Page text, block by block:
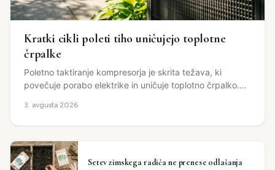
Kratki cikli poleti tiho uničujejo toplotne
črpalke
Poletno taktiranje kompresorja je skrita težava, ki
povečuje porabo elektrike in uničuje toplotno črpalko.
3. avgusta 2026
Setev zimskega radiča ne prenese odlašanja